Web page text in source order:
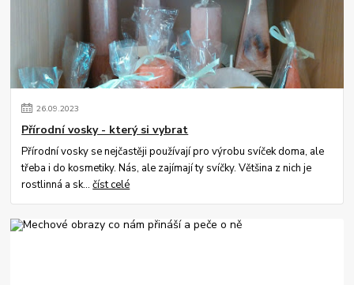
26.09.2023
Přírodní vosky - který si vybrat
Přírodní vosky se nejčastěji používají pro výrobu svíček doma, ale
třeba i do kosmetiky. Nás, ale zajímají ty svíčky. Většina z nich je
rostlinná a sk...číst celé